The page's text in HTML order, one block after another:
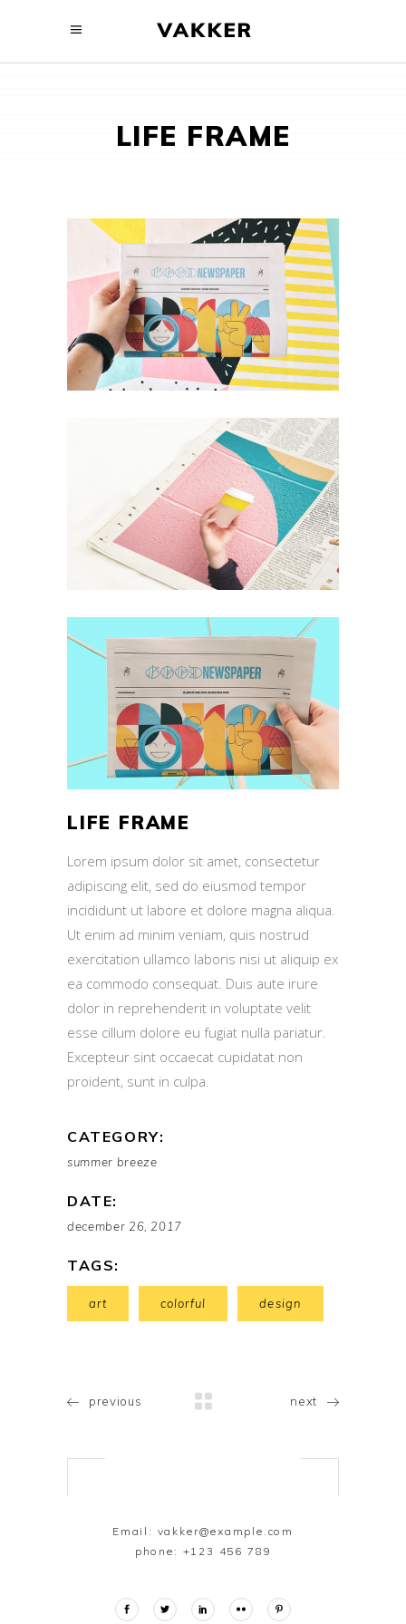
LIFE FRAME
LIFE FRAME
Lorem ipsum dolor sit amet, consectetur
adipiscing elit, sed do eiusmod tempor
incididunt ut labore et dolore magna aliqua.
Ut enim ad minim veniam, quis nostrud
exercitation ullamco laboris nisi ut aliquip ex
ea commodo consequat. Duis aute irure
dolor in reprehenderit in voluptate velit
esse cillum dolore eu fugiat nulla pariatur.
Excepteur sint occaecat cupidatat non
proident, sunt in culpa.
CATEGORY:
summer breeze
DATE:
december 26, 2017
TAGS:
art colorful design
previous next
Email: vakker@example.com
phone: +123 456 789